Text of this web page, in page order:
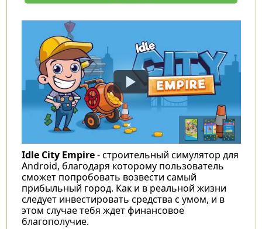
Idle City Empire- строительный симулятор для
Android, благодаря которому пользователь
сможет попробовать возвести самый
прибыльный город. Как и в реальной жизни
следует инвестировать средства с умом, и в
этом случае тебя ждет финансовое
благополучие.